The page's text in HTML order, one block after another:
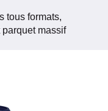
tous formats,
massif